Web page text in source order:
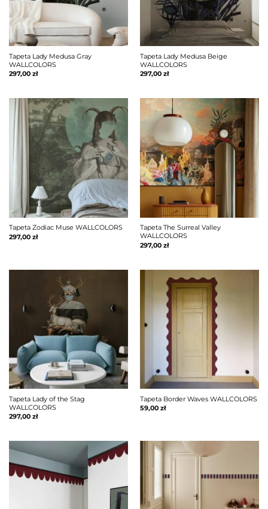
Tapeta Lady Medusa Gray
WALLCOLORS
297,00 zł
Tapeta Lady Medusa Beige
WALLCOLORS
297,00 zł
Tapeta Zodiac Muse WALLCOLORS
297,00 zł
Tapeta The Surreal Valley
WALLCOLORS
297,00 zł
Tapeta Lady of the Stag
WALLCOLORS
297,00 zł
Tapeta Border Waves WALLCOLORS
59,00 zł